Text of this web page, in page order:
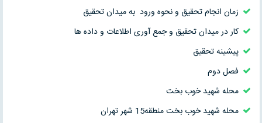
زمان انجام تحقیق و نحوه ورود به میدان تحقیق
کار در میدان تحقیق و جمع آوری اطلاعات و داده ها
پیشینه تحقیق
فصل دوم
محله شهید خوب بخت
محله شهيد خوب بخت منطقه15 شهر تهران